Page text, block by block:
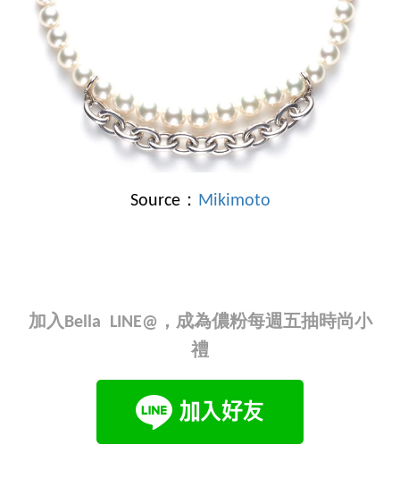
Source： Mikimoto
加入Bella LINE@，成為儂粉每週五抽時尚小
禮